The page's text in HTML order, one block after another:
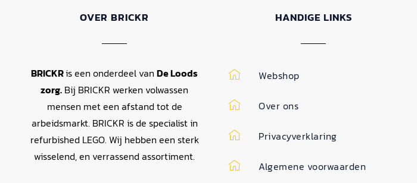
OVER BRICKR
BRICKRis een onderdeel van De Loods
zorg. Bij BRICKR werken volwassen
mensen met een afstand tot de
arbeidsmarkt. BRICKR is de specialist in
refurbished LEGO. Wij hebben een sterk
wisselend, en verrassend assortiment.
HANDIGE LINKS
Webshop
Over ons
Privacyverklaring
Algemene voorwaarden